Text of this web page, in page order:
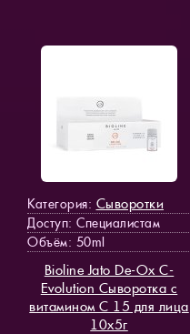
Категория: Сыворотки
Доступ: Специалистам
Объём: 50ml
Bioline Jato De-Ox C-
Evolution Сыворотка с
витамином С 15 для лица
10х5г